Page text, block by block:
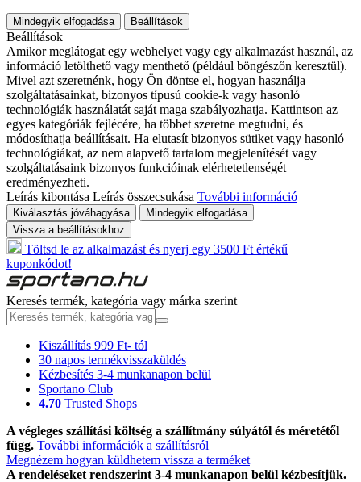
Mindegyik elfogadása Beállítások
Beállítások
Amikor meglátogat egy webhelyet vagy egy alkalmazást használ, az
információ letölthető vagy menthető (például böngészőn keresztül).
Mivel azt szeretnénk, hogy Ön döntse el, hogyan használja
szolgáltatásainkat, bizonyos típusú cookie-k vagy hasonló
technológiák használatát saját maga szabályozhatja. Kattintson az
egyes kategóriák fejlécére, ha többet szeretne megtudni, és
módosíthatja beállításait. Ha elutasít bizonyos sütiket vagy hasonló
technológiákat, az nem alapvető tartalom megjelenítését vagy
szolgáltatásaink bizonyos funkcióinak elérhetetlenségét
eredményezheti.
Leírás kibontása Leírás összecsukása További információ
Kiválasztás jóváhagyása
Mindegyik elfogadása
Vissza a beállításokhoz
Töltsd le az alkalmazást és nyerj egy 3500 Ft értékű
kuponkódot!
Keresés termék, kategória vagy márka szerint
Kiszállítás 999 Ft- tól
30 napos termékvisszaküldés
Kézbesítés 3-4 munkanapon belül
Sportano Club
4.70 Trusted Shops
A végleges szállítási költség a szállítmány súlyától és méretétől
függ. További információk a szállításról
Megnézem hogyan küldhetem vissza a terméket
A rendeléseket rendszerint 3-4 munkanapon belül kézbesítjük.